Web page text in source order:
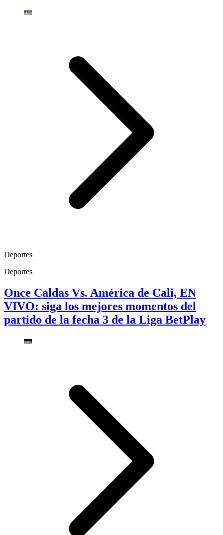
Deportes
Deportes
Once Caldas Vs. América de Cali, EN
VIVO: siga los mejores momentos del
partido de la fecha 3 de la Liga BetPlay